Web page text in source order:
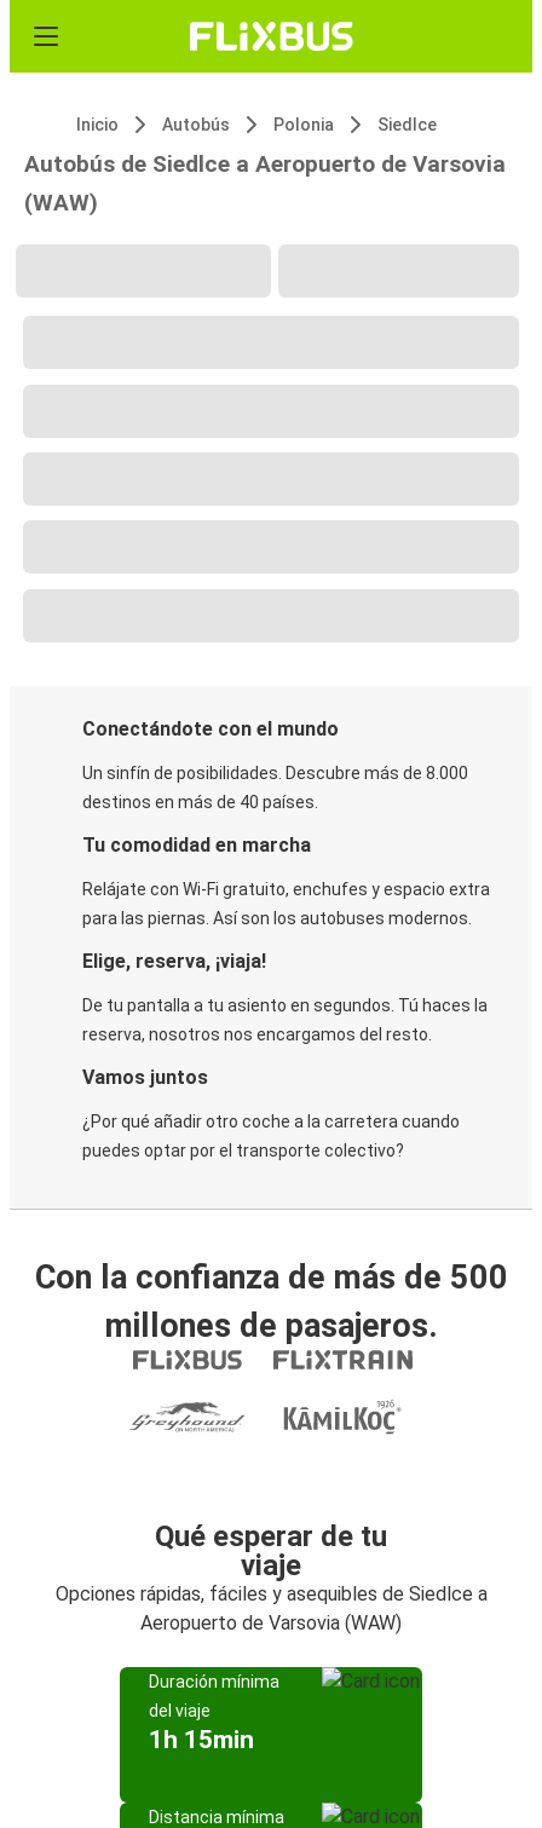
Inicio Autobús Polonia Siedlce
Autobús de Siedlce a Aeropuerto de Varsovia
(WAW)
Conectándote con el mundo
Un sinfín de posibilidades. Descubre más de 8.000
destinos en más de 40 países.
Tu comodidad en marcha
Relájate con Wi-Fi gratuito, enchufes y espacio extra
para las piernas. Así son los autobuses modernos.
Elige, reserva, ¡viaja!
De tu pantalla a tu asiento en segundos. Tú haces la
reserva, nosotros nos encargamos del resto.
Vamos juntos
¿Por qué añadir otro coche a la carretera cuando
puedes optar por el transporte colectivo?
Con la confianza de más de 500
millones de pasajeros.
Qué esperar de tu
viaje
Opciones rápidas, fáciles y asequibles de Siedlce a
Aeropuerto de Varsovia (WAW)
Duración mínima
del viaje
1h 15min
Distancia mínima